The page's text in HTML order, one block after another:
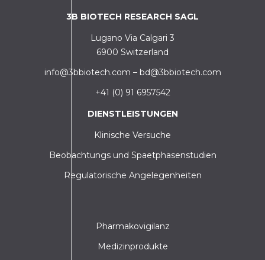
3B BIOTECH RESEARCH SAGL
Lugano Via Calgari 3
6900 Switzerland
info@3bbiotech.com – bd@3bbiotech.com
+41 (0) 91 6957542
DIENSTLEISTUNGEN
Klinische Versuche
Beobachtungs und Spaetphasenstudien
Regulatorische Angelegenheiten
Pharmakovigilanz
Medizinprodukte